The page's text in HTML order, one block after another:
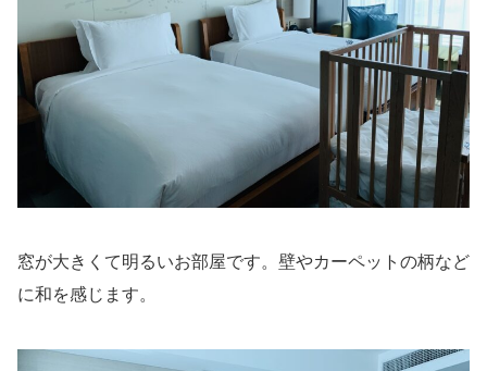
窓が大きくて明るいお部屋です。壁やカーペットの柄など
に和を感じます。